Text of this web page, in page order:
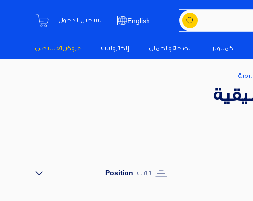
English تسجيل الدخول
كمبيوتر الصحة والجمال إلكترونيات عروض تقسيطي
ترتيب Position